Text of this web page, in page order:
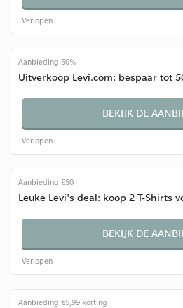
Verlopen
Aanbieding 50%
Uitverkoop Levi.com: bespaar tot
BEKIJK DE
Verlopen
Aanbieding €50
Leuke Levi's deal: koop 2 T-Shirts
BEKIJK DE
Verlopen
Aanbieding €5,99 korting